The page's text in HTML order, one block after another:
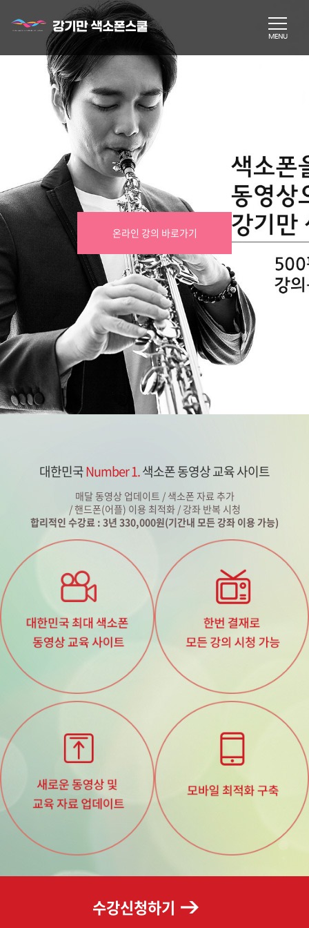
온라인 강의 바로가기
대한민국Number 1.색소폰 동영상 교육 사이트
매달 동영상 업데이트 / 색소폰 자료 추가
/ 핸드폰(어플) 이용 최적화 / 강좌 반복 시청
합리적인 수강료 : 3년 330,000원(기간내 모든 강좌 이용 가능)
수강신청하기